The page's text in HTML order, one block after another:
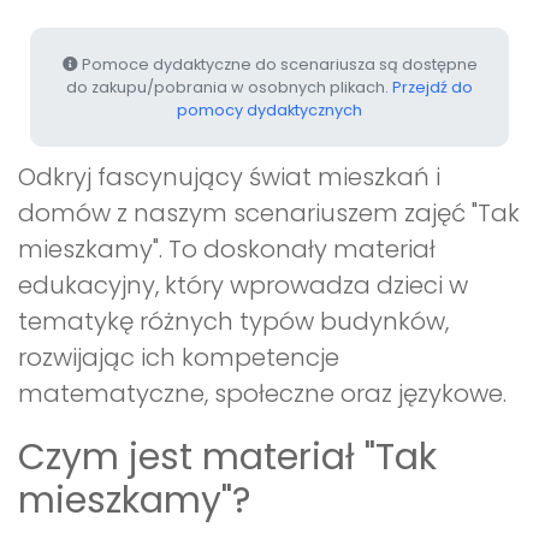
Pomoce dydaktyczne do scenariusza są dostępne
do zakupu/pobrania w osobnych plikach. Przejdź do
pomocy dydaktycznych
Odkryj fascynujący świat mieszkań i
domów z naszym scenariuszem zajęć "Tak
mieszkamy". To doskonały materiał
edukacyjny, który wprowadza dzieci w
tematykę różnych typów budynków,
rozwijając ich kompetencje
matematyczne, społeczne oraz językowe.
Czym jest materiał "Tak
mieszkamy"?